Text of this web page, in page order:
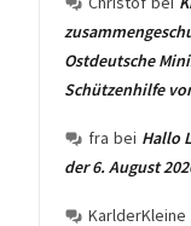
Ostdeutsche
Schützenhilfe
fra bei Hallo
der 6. August
KarlderKleine